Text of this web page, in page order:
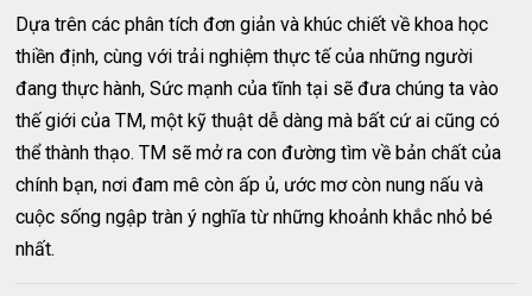
Dựa trên các phân tích đơn giản và khúc chiết về khoa học
thiền định, cùng với trải nghiệm thực tế của những người
đang thực hành, Sức mạnh của tĩnh tại sẽ đưa chúng ta vào
thế giới của TM, một kỹ thuật dễ dàng mà bất cứ ai cũng có
thể thành thạo. TM sẽ mở ra con đường tìm về bản chất của
chính bạn, nơi đam mê còn ấp ủ, ước mơ còn nung nấu và
cuộc sống ngập tràn ý nghĩa từ những khoảnh khắc nhỏ bé
nhất.